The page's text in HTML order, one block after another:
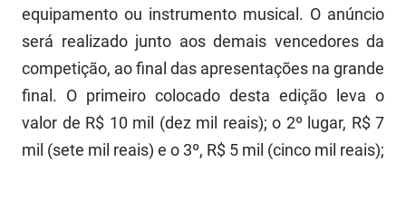
LOTEP
equipamento ou instrumento musical. O anúncio
será realizado junto aos demais vencedores da
competição, ao final das apresentações na grande
final. O primeiro colocado desta edição leva o
valor de R$ 10 mil (dez mil reais); o 2º lugar, R$ 7
mil (sete mil reais) e o 3º, R$ 5 mil (cinco mil reais);